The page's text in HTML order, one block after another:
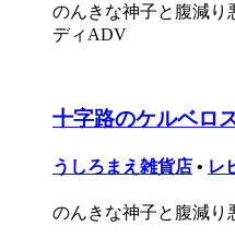
のんきな神子と腹減り
ディADV
十字路のケルベロ
うしろまえ雑貨店 • レ
のんきな神子と腹減り